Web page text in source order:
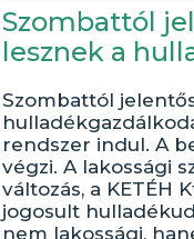
Szombattól
lesznek a
Szombattól
rendszer indul. A
végzi. A lakossági
változás, a KETÉH
jogosult
nem lakossági,